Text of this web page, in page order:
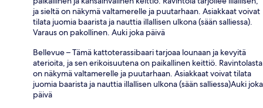
ja sieltä on näkymä valtamerelle ja puutarhaan. Asiakkaat voivat
tilata juomia baarista ja nauttia illallisen ulkona (sään salliessa).
Varaus on pakollinen. Auki joka päivä
Bellevue – Tämä kattoterassibaari tarjoaa lounaan ja kevyitä
aterioita, ja sen erikoisuutena on paikallinen keittiö. Ravintolasta
on näkymä valtamerelle ja puutarhaan. Asiakkaat voivat tilata
juomia baarista ja nauttia illallisen ulkona (sään salliessa)Auki joka
päivä